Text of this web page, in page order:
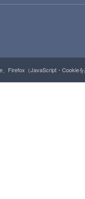
Firefox（JavaScript・Cookie